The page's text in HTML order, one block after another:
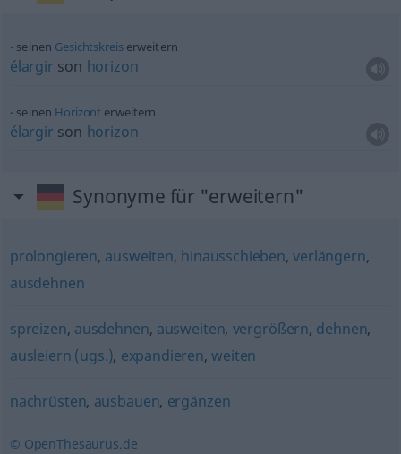
seinen Gesichtskreiserweitern
élargir son horizon
seinen Horizont erweitern
élargir son horizon
Synonyme für "erweitern"
prolongieren, ausweiten, hinausschieben,verlängern,
ausdehnen
spreizen, ausdehnen, ausweiten, vergrößern, dehnen,
ausleiern (ugs.), expandieren,weiten
nachrüsten, ausbauen, ergänzen
© OpenThesaurus.de